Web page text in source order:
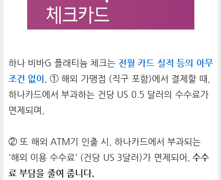
하나 비바G 플래티늄 체크는 전월 카드 실적 등의 아무
조건 없이
, ① 해외 가맹점 (직구 포함)에서 결제할 때,
하나카드에서 부과하는 건당 US 0.5 달러의 수수료가
면제되며,
② 또 해외 ATM기 인출 시, 하나카드에서 부과되는
'해외 이용 수수료' (건당 US 3달러)가 면제되어,
수수
료 부담을 줄여 줍니다.